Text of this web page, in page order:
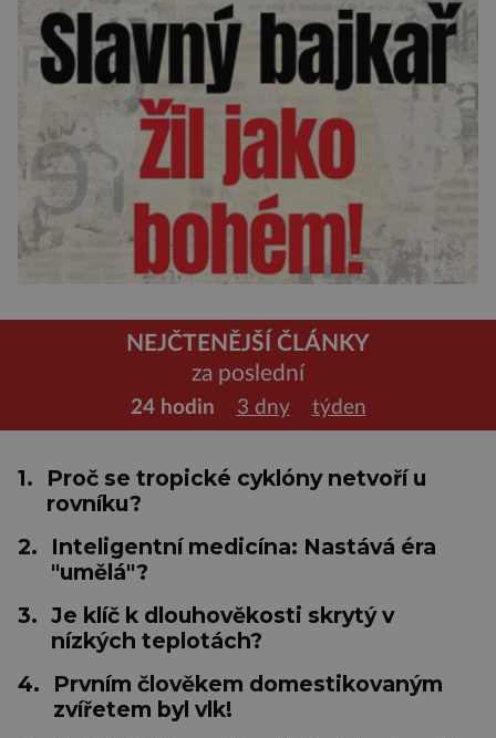
NEJČTENĚJŠÍ ČLÁNKY
za poslední
24 hodin 3 dny týden
1.
Proč se tropické cyklóny netvoří u
rovníku?
2.
Inteligentní medicína: Nastává éra
"umělá"?
3. Je klíč k dlouhověkosti skrytý v
nízkých teplotách?
4.
Prvním člověkem domestikovaným
zvířetem byl vlk!